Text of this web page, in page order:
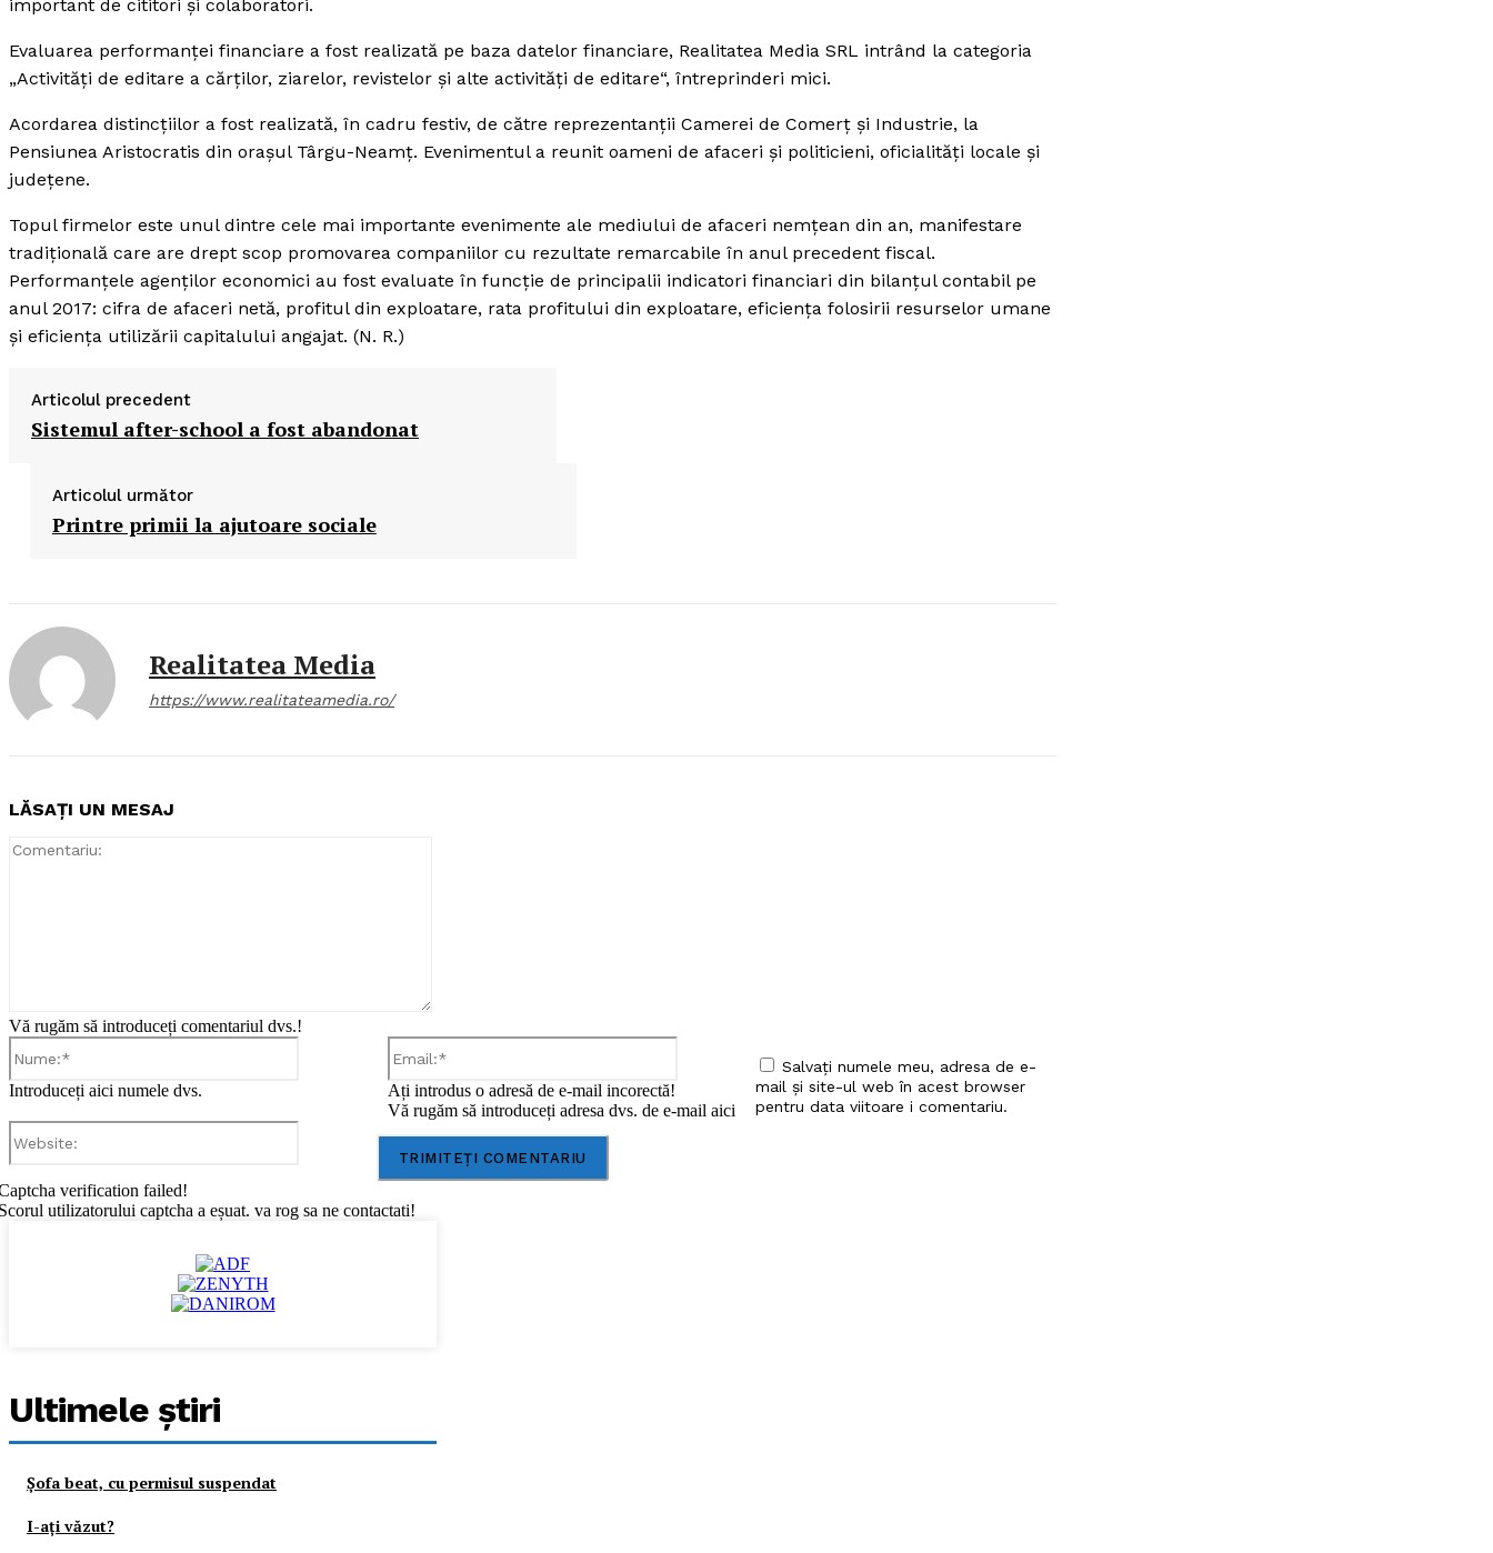
important de cititori şi colaboratori.
Evaluarea performanţei financiare a fost realizată pe baza datelor financiare, Realitatea Media SRL intrând la categoria
„Activităţi de editare a cărţilor, ziarelor, revistelor şi alte activităţi de editare“, întreprinderi mici.
Acordarea distincţiilor a fost realizată, în cadru festiv, de către reprezentanţii Camerei de Comerţ şi Industrie, la
Pensiunea Aristocratis din oraşul Târgu-Neamţ. Evenimentul a reunit oameni de afaceri şi politicieni, oficialităţi locale şi
judeţene.
Topul firmelor este unul dintre cele mai importante evenimente ale mediului de afaceri nemţean din an, manifestare
tradiţională care are drept scop promovarea companiilor cu rezultate remarcabile în anul precedent fiscal.
Performanţele agenţilor economici au fost evaluate în funcţie de principalii indicatori financiari din bilanţul contabil pe
anul 2017: cifra de afaceri netă, profitul din exploatare, rata profitului din exploatare, eficienţa folosirii resurselor umane
şi eficienţa utilizării capitalului angajat. (N. R.)
Articolul precedent
Sistemul after-school a fost abandonat
Articolul următor
Printre primii la ajutoare sociale
Realitatea Media
https://www.realitateamedia.ro/
LĂSAȚI UN MESAJ
Vă rugăm să introduceți comentariul dvs.!
Introduceți aici numele dvs.
Email:*
Ați introdus o adresă de e-mail incorectă!
Vă rugăm să introduceți adresa dvs. de e-mail aici
Salvați numele meu, adresa de e-
mail și site-ul web în acest browser
pentru data viitoare i comentariu.
verification failed!
utilizatorului captcha a eșuat. va rog sa ne contactati!
Ultimele ştiri
Şofa beat, cu permisul suspendat
I-aţi văzut?